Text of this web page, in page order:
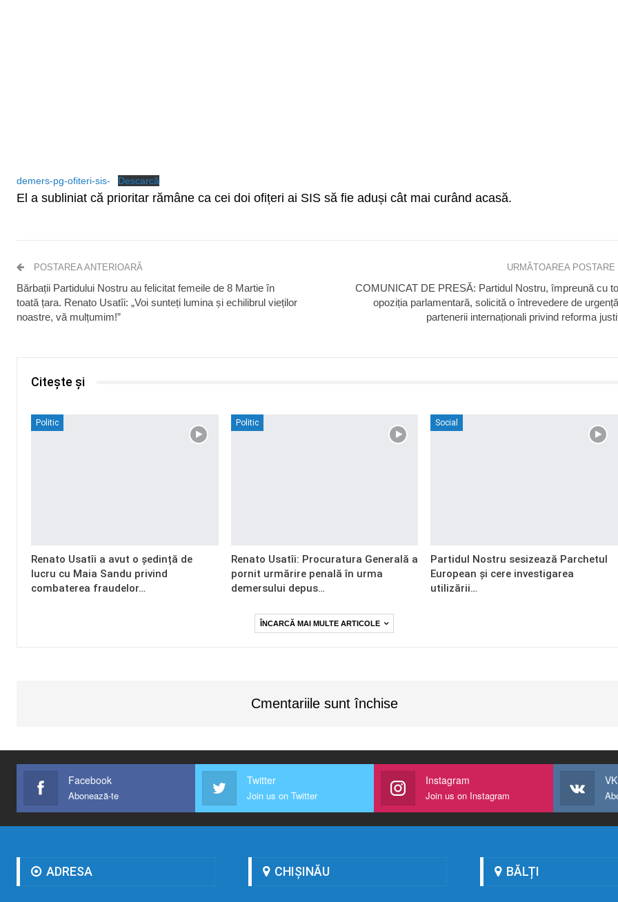
demers-pg-ofiteri-sis- Descarcă
El a subliniat că prioritar rămâne ca cei doi ofițeri ai SIS să fie aduși cât mai curând acasă.
POSTAREA ANTERIOARĂ
Bărbații Partidului Nostru au felicitat femeile de 8 Martie în
toată țara. Renato Usatîi: „Voi sunteți lumina și echilibrul vieților
noastre, vă mulțumim!”
URMĂTOAREA POSTARE
COMUNICAT DE PRESĂ: Partidul Nostru, împreună cu
opoziția parlamentară, solicită o întrevedere de
partenerii internaționali privind reforma
Citește și
Politic
Renato Usatîi a avut o ședință de
lucru cu Maia Sandu privind
combaterea fraudelor…
Politic
Renato Usatîi: Procuratura Generală a
pornit urmărire penală în urma
demersului depus…
Social
Partidul Nostru sesizează Parchetul
European și cere investigarea
utilizării…
ÎNCARCĂ MAI MULTE ARTICOLE
Cmentariile sunt închise
Facebook
Abonează-te
Twitter
Join us on Twitter
Instagram
Join us on Instagram
VK
ADRESA CHIȘINĂU BĂLȚI